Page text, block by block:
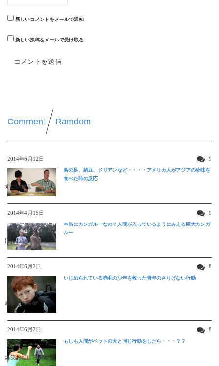
新しいコメントをメールで通知
新しい投稿をメールで受け取る
Comment Ramdom
2014年6月12日 9
すごい動画
鳥の足、納豆、ドリアンなど・・・・アメリカ人がアジアの珍味を
食べた時の反応
2014年4月15日 9
ほんわか映像
本当にカンガルーなの？人間が入っているようにみえる巨大カンガ
ルー
2014年6月2日 8
感動する映像
いじめられている赤毛の少年を救った青年のさりげない行動
2014年6月2日 8
爆笑おもしろ映像
もしも人間がペットの犬と同じ行動をしたら・・・？？